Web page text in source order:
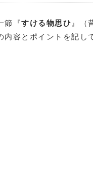
節『すける物思ひ 』（
容とポイントを記し